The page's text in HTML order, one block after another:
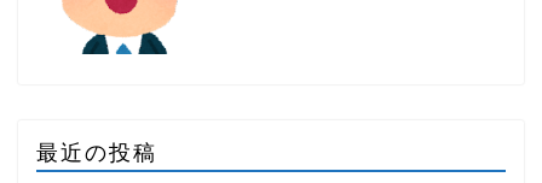
最近の投稿